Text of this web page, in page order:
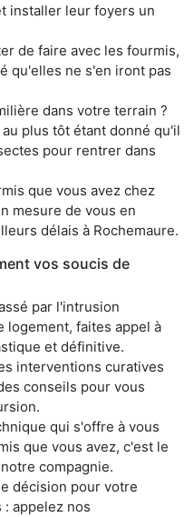
installer leur foyers un
de faire avec les fourmis,
qu'elles ne s'en iront pas
dans votre terrain ?
plus tôt étant donné qu'il
pour rentrer dans
que vous avez chez
mesure de vous en
délais à Rochemaure.
vos soucis de
par l'intrusion
logement, faites appel à
et définitive.
interventions curatives
conseils pour vous
qui s'offre à vous
que vous avez, c'est le
compagnie.
décision pour votre
appelez nos